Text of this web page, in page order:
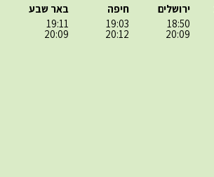
ירושלים
18:50
20:09
חיפה
19:03
20:12
באר שבע
19:11
20:09